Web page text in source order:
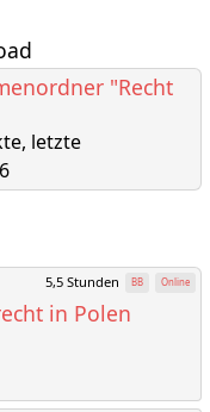
"Recht
letzte
5,5 Stunden BB Online
in Polen